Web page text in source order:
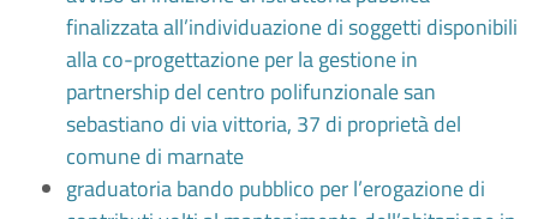
finalizzata all’individuazione di soggetti disponibili
alla co-progettazione per la gestione in
partnership del centro polifunzionale san
sebastiano di via vittoria, 37 di proprietà del
comune di marnate
graduatoria bando pubblico per l’erogazione di